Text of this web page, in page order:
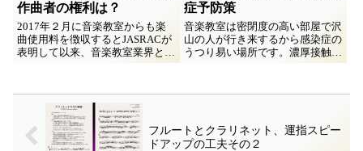
作曲者の権利は？
2017年２月に音楽教室からも楽
曲使用料を徴収するとJASRACが
表明して以来、音楽教室業界との
対立が続いてますね。その最初の
す。この機会に、教材製作者視点
でのブツクサを見かけないので書
いてみました。
症予防策
音楽教室は密閉度の高い部屋で沢
山の人が行き来するから感染症の
うつり易い場所です。濃厚接触も
起きやすい。管楽器教室なら尚
染症とどう闘うか、教室講師歴
フルートとクラリネット、運指スピー
ドアップの工夫その２